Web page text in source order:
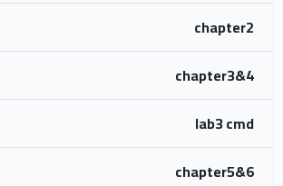
chapter2
chapter3&4
lab3 cmd
chapter5&6